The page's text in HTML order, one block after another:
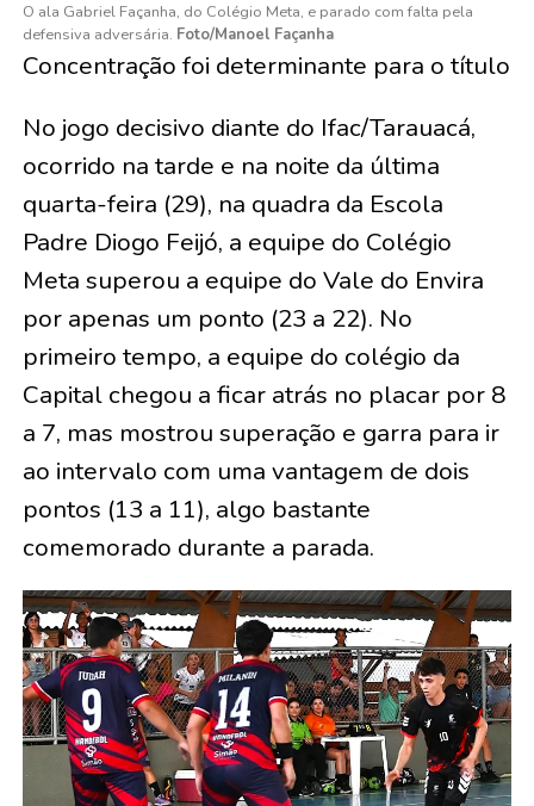
O ala Gabriel Façanha, do Colégio Meta, e parado com falta pela
defensiva adversária. Foto/Manoel Façanha
Concentração foi determinante para o título
No jogo decisivo diante do Ifac/Tarauacá,
ocorrido na tarde e na noite da última
quarta-feira (29), na quadra da Escola
Padre Diogo Feijó, a equipe do Colégio
Meta superou a equipe do Vale do Envira
por apenas um ponto (23 a 22). No
primeiro tempo, a equipe do colégio da
Capital chegou a ficar atrás no placar por 8
a 7, mas mostrou superação e garra para ir
ao intervalo com uma vantagem de dois
pontos (13 a 11), algo bastante
comemorado durante a parada.